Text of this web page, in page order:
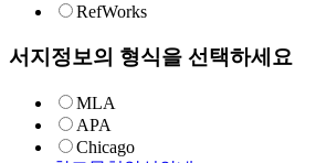
RefWorks
서지정보의 형식을 선택하세요
MLA
APA
Chicago